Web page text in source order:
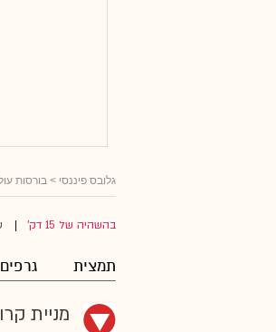
גלובס פיננסי > בורסות
בהשהיה של 15 דק'
תמצית גרפים
מניית